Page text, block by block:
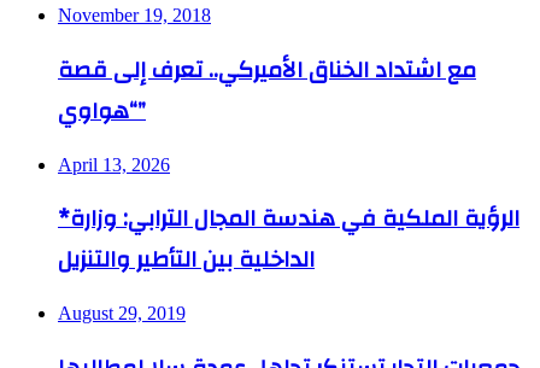
November 19, 2018
مع اشتداد الخناق الأميركي.. تعرف إلى قصة
“هواوي”
April 13, 2026
*الرؤية الملكية في هندسة المجال الترابي: وزارة
الداخلية بين التأطير والتنزيل
August 29, 2019